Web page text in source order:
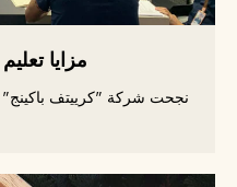
مزايا تعليم
نجحت شركة "كرييتف